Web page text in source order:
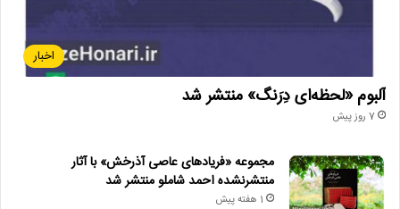
اخبار
آلبوم «لحظه‌ای دِرَنگ» منتشر شد
7 روز پیش
مجموعه «فریادهای عاصی آذرخش» با آثار
منتشرنشده احمد شاملو منتشر شد
1 هفته پیش